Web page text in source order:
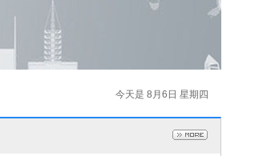
今天是 8月6日 星期四